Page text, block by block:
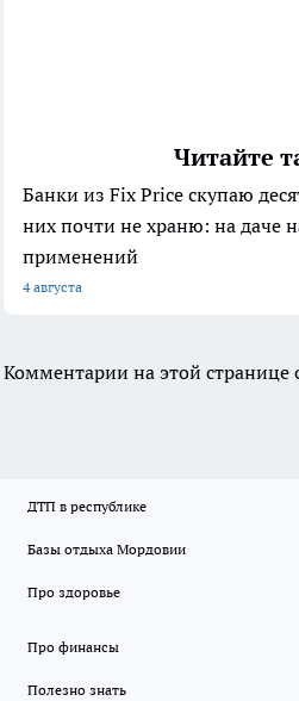
Читайте
Банки из Fix Price скупаю
них почти не храню: на даче
применений
4 августа
Комментарии на этой
ДТП в республике
Базы отдыха Мордовии
Про здоровье
Про финансы
Полезно знать